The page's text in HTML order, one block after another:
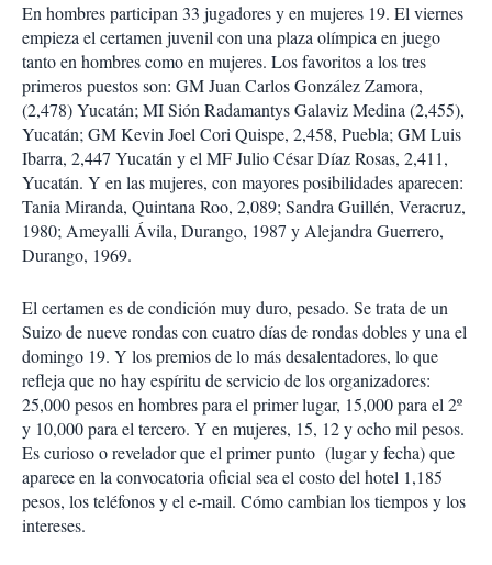
En hombres participan 33 jugadores y en mujeres 19. El viernes
empieza el certamen juvenil con una plaza olímpica en juego
tanto en hombres como en mujeres. Los favoritos a los tres
primeros puestos son: GM Juan Carlos González Zamora,
(2,478) Yucatán; MI Sión Radamantys Galaviz Medina (2,455),
Yucatán; GM Kevin Joel Cori Quispe, 2,458, Puebla; GM Luis
Ibarra, 2,447 Yucatán y el MF Julio César Díaz Rosas, 2,411,
Yucatán. Y en las mujeres, con mayores posibilidades aparecen:
Tania Miranda, Quintana Roo, 2,089; Sandra Guillén, Veracruz,
1980; Ameyalli Ávila, Durango, 1987 y Alejandra Guerrero,
Durango, 1969.
El certamen es de condición muy duro, pesado. Se trata de un
Suizo de nueve rondas con cuatro días de rondas dobles y una el
domingo 19. Y los premios de lo más desalentadores, lo que
refleja que no hay espíritu de servicio de los organizadores:
25,000 pesos en hombres para el primer lugar, 15,000 para el 2º
y 10,000 para el tercero. Y en mujeres, 15, 12 y ocho mil pesos.
Es curioso o revelador que el primer punto (lugar y fecha) que
aparece en la convocatoria oficial sea el costo del hotel 1,185
pesos, los teléfonos y el e-mail. Cómo cambian los tiempos y los
intereses.